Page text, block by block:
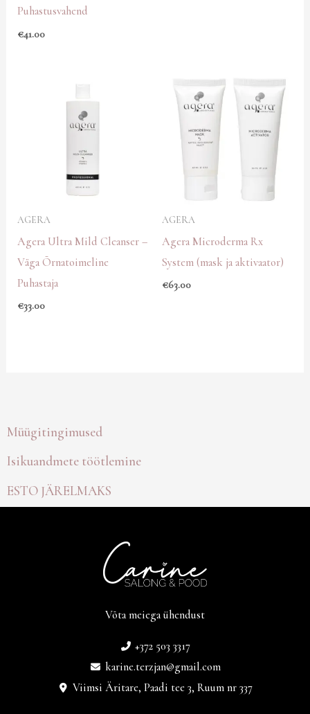
Puhastusvahend
€41.00
AGERA
Agera Ultra Mild Cleanser –
Väga Õrnatoimeline
Puhastaja
€33.00
AGERA
Agera Microderma Rx
System (mask ja aktivaator)
€63.00
Müügitingimused
Isikuandmete töötlemine
ESTO JÄRELMAKS
Võta meiega ühendust
+372 503 3317
karine.terzjan@gmail.com
Viimsi Äritare, Paadi tee 3, Ruum nr 337